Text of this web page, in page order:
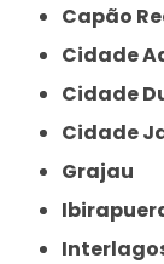
Capão
Cidade
Cidade
Cidade
Grajau